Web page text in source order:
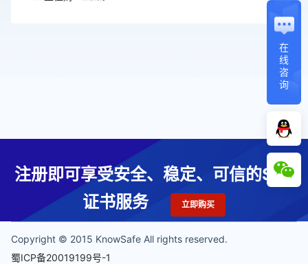
率、系统字体、Canva
在
线
咨
询
注册即可享受安全、稳定、可信的SSL
证书服务
立即购买
Copyright © 2015 KnowSafe All rights reserved.
蜀ICP备20019199号-1